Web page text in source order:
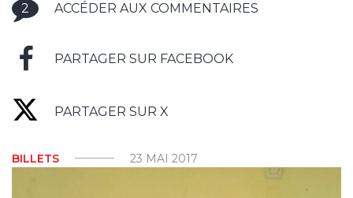
2 ACCÉDER AUX COMMENTAIRES
PARTAGER SUR FACEBOOK
PARTAGER SUR X
BILLETS 23 MAI 2017